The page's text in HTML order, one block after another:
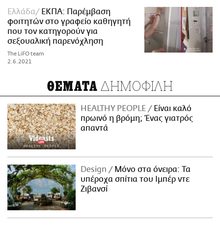
Ελλάδα
ΕΚΠΑ: Παρέμβαση
φοιτητών στο γραφείο καθηγητή
που τον κατηγορούν για
σεξουαλική παρενόχληση
The LiFO team
2.6.2021
ΘΕΜΑΤΑ ΔΗΜΟΦΙΛΗ
HEALTHY PEOPLE
Είναι καλό
πρωινό η βρόμη; Ένας γιατρός
απαντά
Design
Μόνο στα όνειρα: Τα
υπέροχα σπίτια του Ιμπέρ ντε
Ζιβανσί